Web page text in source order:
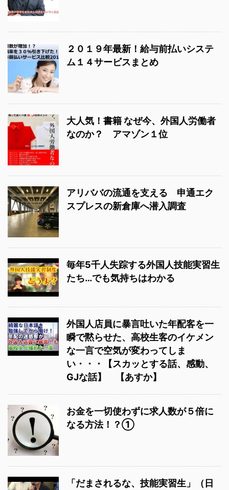
２０１９年最新！給与前払いシステ
ム１４サービスまとめ
大人気！書籍 なぜ今、外国人労働者
なのか？ アマゾン１位
アリババの流通を支える 申通エク
スプレスの新倉庫へ潜入調査
毎年5千人失踪する外国人技能実習生
たち…でも気持ちはわかる
外国人店員に暴言吐いた年配客を一
瞬で黙らせた、高校生客のイケメン
な一言で空気が変わってしま
い・・・【スカッとする話、感動、
GJな話】 【あすか】
お金を一切使わずに求人数が５倍に
なる方法！？①
「だまされるな、技能実習生」（日